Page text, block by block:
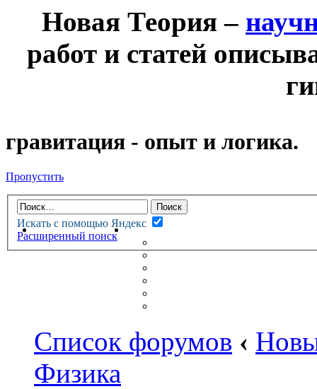
Новая Теория –
работ и статей
гравитация - опыт и логика.
Пропустить
Искать с помощью Яндекс
Расширенный поиск
НОВАЯ ТЕОРИЯФОРУМ
НЕПРОЧИТАННЫЕ
Список форумов ‹
Физика